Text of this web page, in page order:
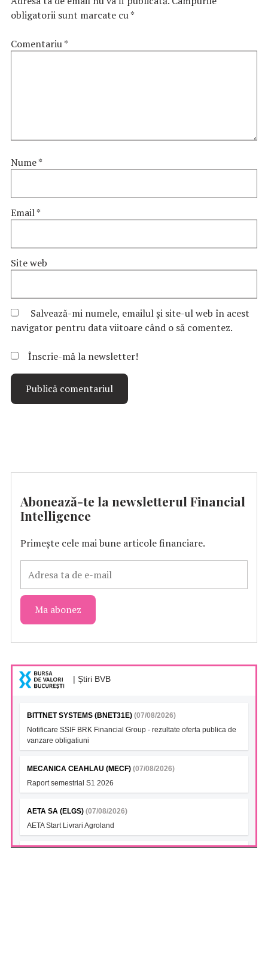
obligatorii sunt marcate cu*
Comentariu*
Nume*
Email*
Site web
Salvează-mi numele, emailul și site-ul web în acest
navigator pentru data viitoare când o să comentez.
Înscrie-mă la newsletter!
Abonează-te la newsletterul Financial
Intelligence
Primește cele mai bune articole financiare.
| Știri BVB
BITTNET SYSTEMS (BNET31E) (07/08/2026)
Notificare SSIF BRK Financial Group - rezultate oferta publica de
vanzare obligatiuni
MECANICA CEAHLAU (MECF) (07/08/2026)
Raport semestrial S1 2026
AETA SA (ELGS) (07/08/2026)
AETA Start Livrari Agroland